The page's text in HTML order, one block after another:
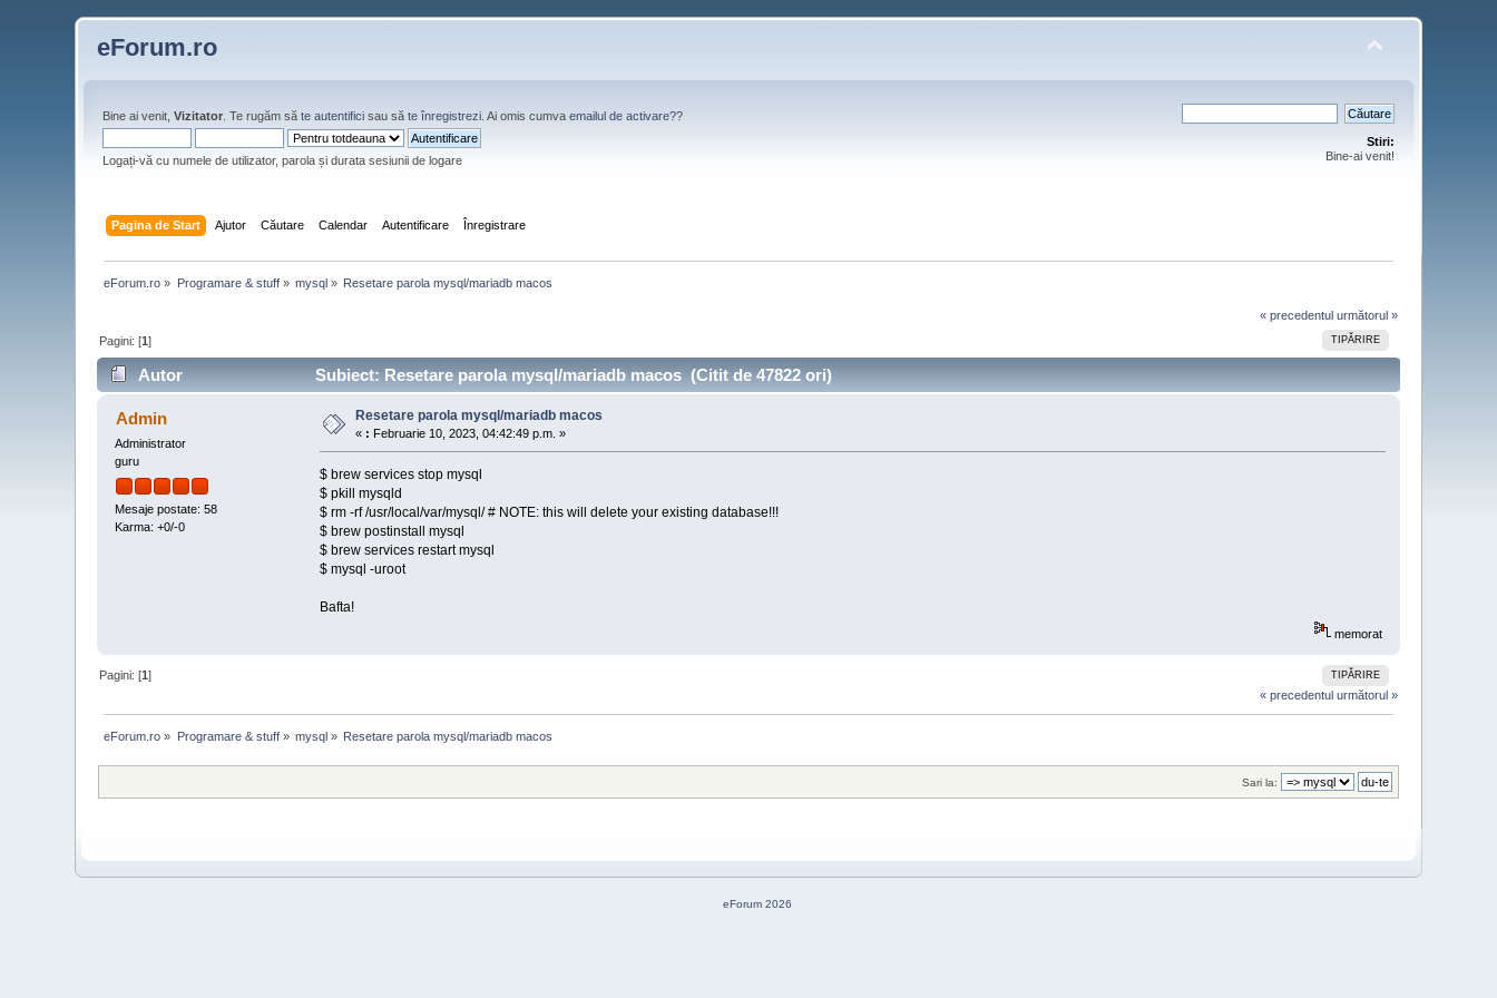
eForum.ro
Bine ai venit,Vizitator . Te rugăm săte autentifici sau săte înregistrezi . Ai omis cumvaemailul de activare??
Logați-vă cu numele de utilizator, parola și durata sesiunii de logare
Stiri:
Bine-ai venit!
Pagina de Start Ajutor Căutare Calendar Autentificare Înregistrare
eForum.ro » Programare & stuff» mysql » Resetare parola mysql/mariadb macos
« precedentul următorul »
TIPĂRIRE
Pagini: [1]
Autor Subiect: Resetare parola mysql/mariadb macos (Citit de 47822 ori)
Admin
Administrator
guru
Mesaje postate: 58
Karma: +0/-0
Resetare parola mysql/mariadb macos
« : Februarie 10, 2023, 04:42:49 p.m. »
$ brew services stop mysql
$ pkill mysqld
$ rm -rf /usr/local/var/mysql/ # NOTE: this will delete your existing database!!!
$ brew postinstall mysql
$ brew services restart mysql
$ mysql -uroot
Bafta!
memorat
TIPĂRIRE
Pagini: [1]
« precedentul următorul »
eForum.ro » Programare & stuff» mysql » Resetare parola mysql/mariadb macos
Sari la:
eForum 2026